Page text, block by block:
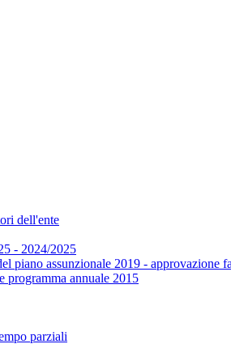
dell'ente
- 2024/2025
piano assunzionale 2019 - approvazione
programma annuale 2015
parziali